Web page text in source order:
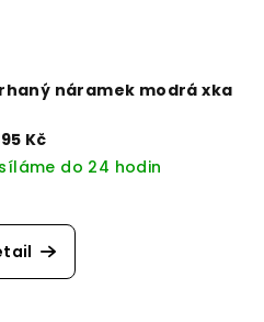
náramek modrá xka
Kč
do 24 hodin